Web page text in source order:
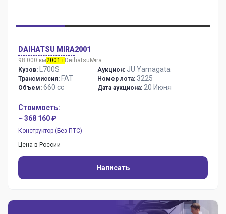
DAIHATSU MIRA2001
98 000 км2001 гDaihatsuMira
Кузов: L700S
Трансмиссия: FAT
Объем: 660 сс
Аукцион: JU Yamagata
Номер лота: 3225
Дата аукциона: 20 Июня
Стоимость:
~ 368 160 ₽
Конструктор (Без ПТС)
Цена в России
Написать